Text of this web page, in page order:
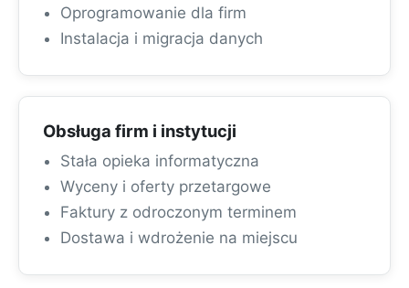
Oprogramowanie dla firm
Instalacja i migracja danych
Obsługa firm i instytucji
Stała opieka informatyczna
Wyceny i oferty przetargowe
Faktury z odroczonym terminem
Dostawa i wdrożenie na miejscu